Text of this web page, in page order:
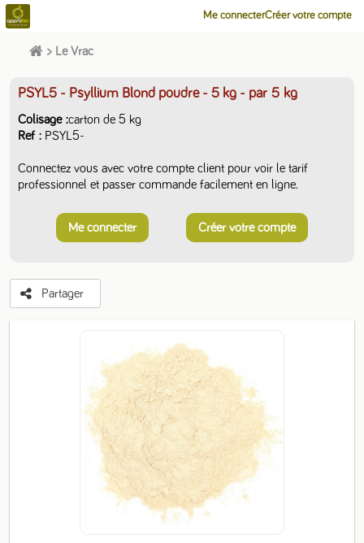
Me connecterCréer votre compte
> Le Vrac
PSYL5 - Psyllium Blond poudre - 5 kg - par 5 kg
Colisage carton de 5 kg
Ref
PSYL5-
Connectez vous avec votre compte client pour voir le tarif
professionnel et passer commande facilement en ligne.
Me connecter Créer votre compte
Partager